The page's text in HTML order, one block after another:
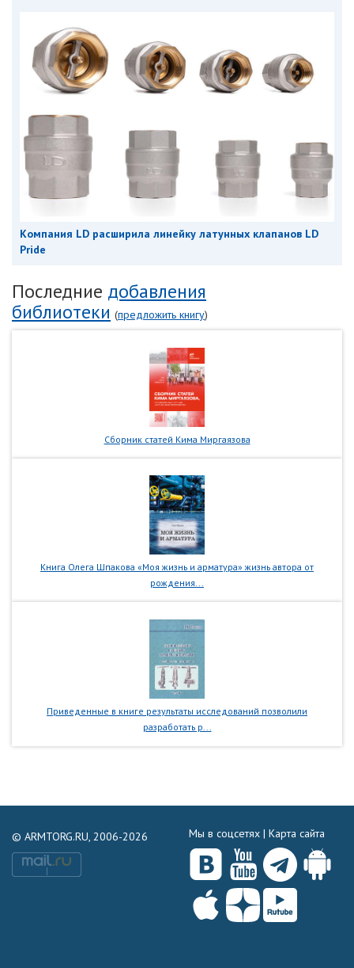
Компания LD расширила линейку латунных клапанов LD
Pride
Последние добавления
библиотеки (предложить книгу)
Сборник статей Кима Миргаязова
Книга Олега Шпакова «Моя жизнь и арматура» жизнь автора от
рождения...
Приведенные в книге результаты исследований позволили
разработать р...
© ARMTORG.RU, 2006-2026 Мы в соцсетях | Карта сайта